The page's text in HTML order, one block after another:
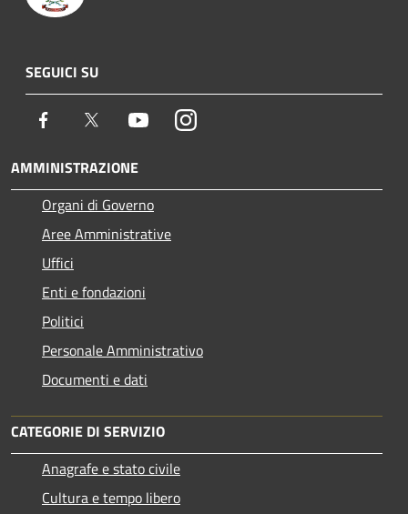
SEGUICI SU
Facebook Twitter YoutubeInstagram
AMMINISTRAZIONE
Organi di Governo
Aree Amministrative
Uffici
Enti e fondazioni
Politici
Personale Amministrativo
Documenti e dati
CATEGORIE DI SERVIZIO
Anagrafe e stato civile
Cultura e tempo libero